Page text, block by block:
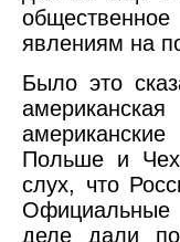
явлениям на
Было это
Польше и
слух, что
деле дали